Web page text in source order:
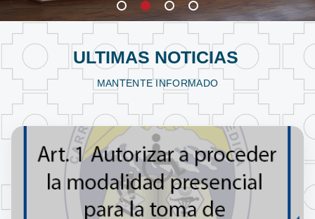
ULTIMAS NOTICIAS
MANTENTE INFORMADO